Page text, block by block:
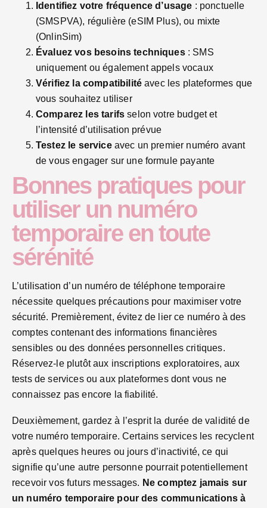
Identifiez votre fréquence d’usage : ponctuelle
(SMSPVA), régulière (eSIM Plus), ou mixte
(OnlinSim)
Évaluez vos besoins techniques: SMS
uniquement ou également appels vocaux
Vérifiez la compatibilité avec les plateformes que
vous souhaitez utiliser
Comparez les tarifs selon votre budget et
l’intensité d’utilisation prévue
Testez le serviceavec un premier numéro avant
de vous engager sur une formule payante
Bonnes pratiques pour
utiliser un numéro
temporaire en toute
sérénité
L’utilisation d’un numéro de téléphone temporaire
nécessite quelques précautions pour maximiser votre
sécurité. Premièrement, évitez de lier ce numéro à des
comptes contenant des informations financières
sensibles ou des données personnelles critiques.
Réservez-le plutôt aux inscriptions exploratoires, aux
tests de services ou aux plateformes dont vous ne
connaissez pas encore la fiabilité.
Deuxièmement, gardez à l’esprit la durée de validité de
votre numéro temporaire. Certains services les recyclent
après quelques heures ou jours d’inactivité, ce qui
signifie qu’une autre personne pourrait potentiellement
recevoir vos futurs messages. Ne comptez jamais sur
un numéro temporaire pour des communications à